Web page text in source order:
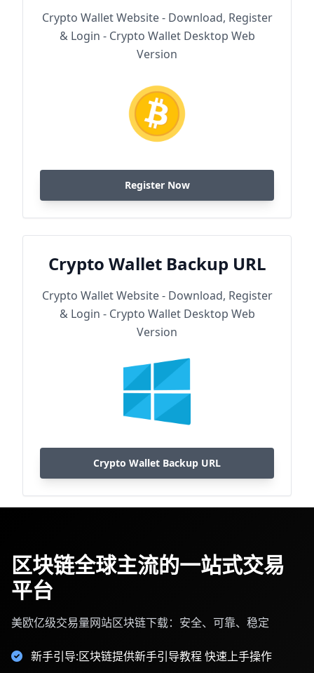
Crypto Wallet Website - Download, Register
& Login - Crypto Wallet Desktop Web
Version
Register Now
Crypto Wallet Backup URL
Crypto Wallet Website - Download, Register
& Login - Crypto Wallet Desktop Web
Version
Crypto Wallet Backup URL
区块链全球主流的一站式交易
平台
美欧亿级交易量网站区块链下载：安全、可靠、稳定
新手引导:区块链提供新手引导教程 快速上手操作